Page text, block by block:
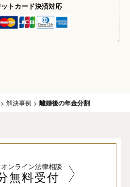
トカード決済対応
> 解決事例 > 離婚後の年金分割
ンライン法律相談
無料受付